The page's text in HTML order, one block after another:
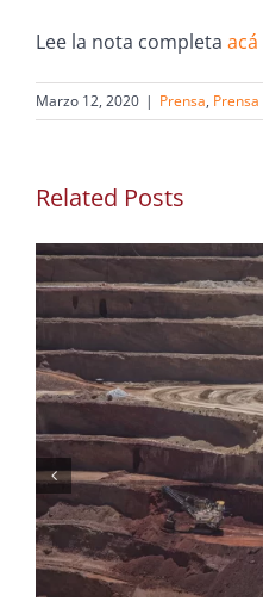
Lee la nota completa acá
Marzo 12, 2020 | Prensa,
Related Posts